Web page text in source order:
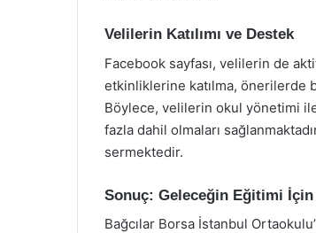
Velilerin Katılımı ve Destek
Facebook sayfası, velilerin de
etkinliklerine katılma, önerilerde
Böylece, velilerin okul yönetimi
fazla dahil olmaları
sermektedir.
Sonuç: Geleceğin Eğitimi
Bağcılar Borsa İstanbul